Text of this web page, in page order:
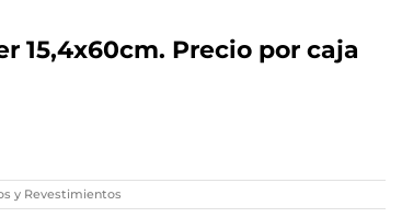
15,4x60cm. Precio por caja
y Revestimientos